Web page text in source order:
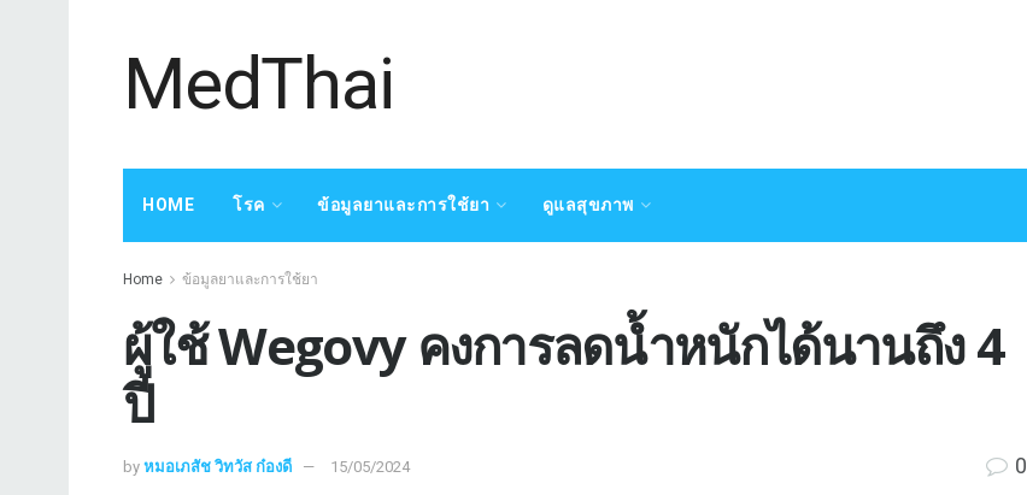
MedThai
HOME โรค ข้อมูลยาและการใช้ยา ดูแลสุขภาพ
Home ข้อมูลยาและการใช้ยา
ผู้ใช้ Wegovy คงการลดน้ำหนักได้นานถึง 4
ปี
by หมอเภสัช วิทวัส ก๋องดี 15/05/2024 0